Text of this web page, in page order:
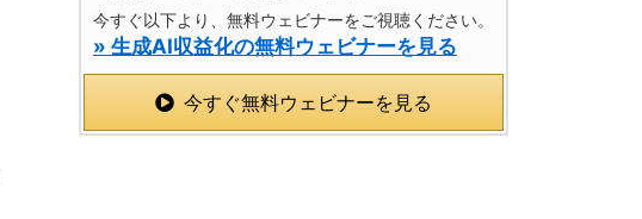
今すぐ以下より、無料ウェビナーをご視聴ください。
» 生成AI収益化の無料ウェビナーを見る
今すぐ無料ウェビナーを見る